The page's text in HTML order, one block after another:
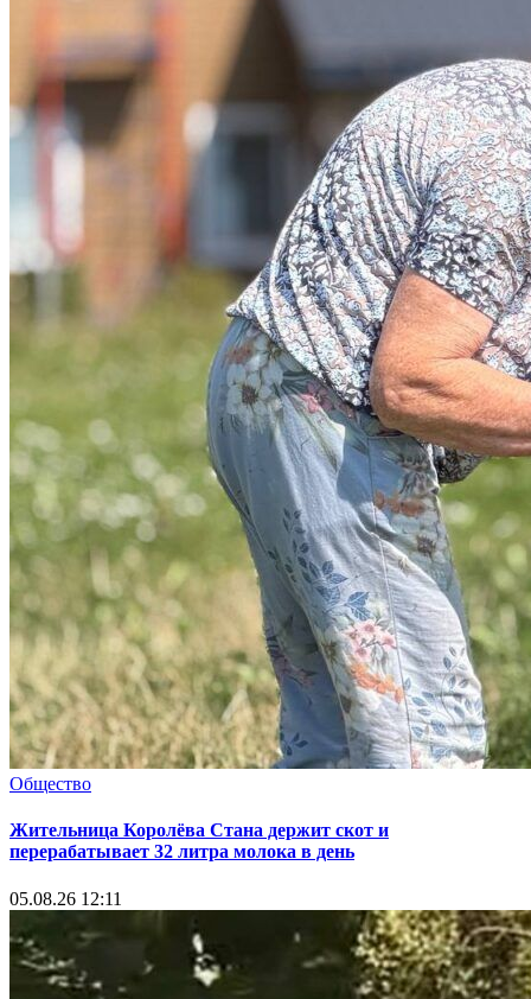
Общество
Жительница Королёва Стана держит скот и
перерабатывает 32 литра молока в день
05.08.26 12:11